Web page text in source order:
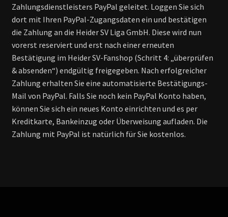
Zahlungsdienstleisters PayPal geleitet. Loggen Sie sich
dort mit Ihren PayPal-Zugangsdaten ein und bestätigen
die Zahlung an die Heider SV Liga GmbH. Diese wird nun
vorerst reserviert und erst nach einer erneuten
Bestätigung im Heider SV-Fanshop (Schritt 4: „überprüfen
& absenden“) endgültig freigegeben. Nach erfolgreicher
Zahlung erhalten Sie eine automatisierte Bestätigungs-
Mail von PayPal. Falls Sie noch kein PayPal Konto haben,
können Sie sich ein neues Konto einrichten und es per
Kreditkarte, Bankeinzug oder Überweisung aufladen. Die
Zahlung mit PayPal ist natürlich für Sie kostenlos.